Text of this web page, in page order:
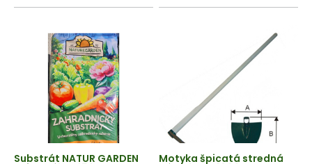
Substrát NATUR GARDEN Motyka špicatá stredná